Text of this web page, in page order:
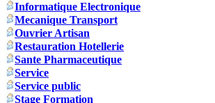
Informatique Electronique
Mecanique Transport
Ouvrier Artisan
Restauration Hotellerie
Sante Pharmaceutique
Service
Service public
Stage Formation